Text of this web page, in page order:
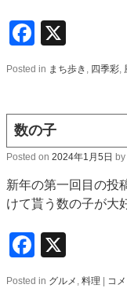
Posted in まち歩き , 四季彩,
数の子
Posted on 2024年1月5日 by
新年の第一回目の投
けて貰う数の子が大
Posted in グルメ , 料理 コ